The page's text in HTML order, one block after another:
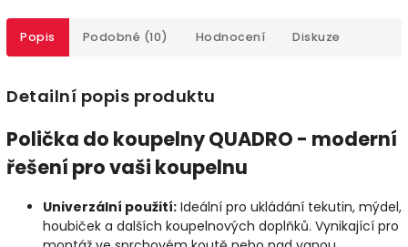
Popis Podobné (10) Hodnocení Diskuze
Detailní popis produktu
Polička do koupelny QUADRO - moderní
řešení pro vaši koupelnu
Univerzální použití: Ideální pro ukládání tekutin, mýdel,
houbiček a dalších koupelnových doplňků. Vynikající pro